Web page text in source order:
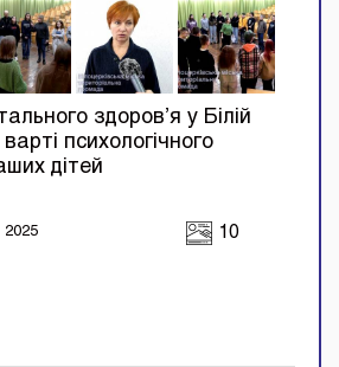
здоров’я у Білій
психологічного
дітей
2025 10